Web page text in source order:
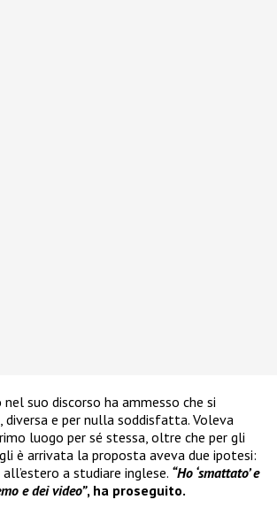
nel suo discorso ha ammesso che si
e per nulla soddisfatta. Voleva
luogo per sé stessa, oltre che per gli
è arrivata la proposta aveva due ipotesi:
a studiare inglese. “Ho ‘smattato’ e
e dei video”, ha proseguito.